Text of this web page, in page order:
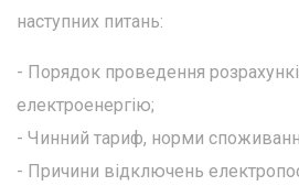
наступних питань:
- Порядок проведення
електроенергію;
- Чинний тариф, норми
- Причини відключень